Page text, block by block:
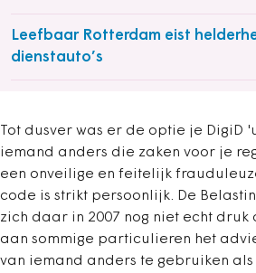
Leefbaar Rotterdam eist
dienstauto’s
Tot dusver was er de optie je DigiD
iemand anders die zaken voor je
een onveilige en feitelijk
code is strikt persoonlijk. De
zich daar in 2007 nog niet echt druk
aan sommige particulieren het
van iemand anders te gebruiken als